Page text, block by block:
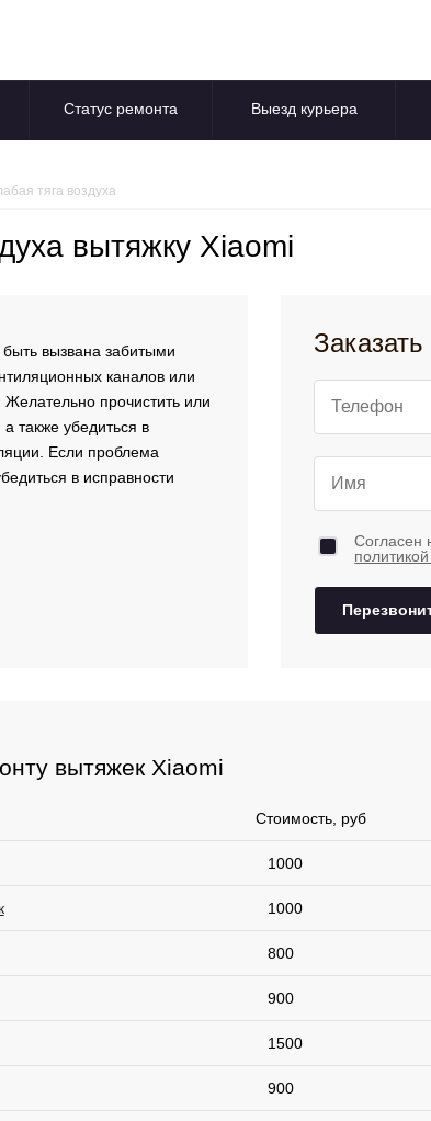
Статус ремонта Выезд курьера
тяга воздуха
вытяжку Xiaomi
вызвана забитыми
каналов или
Желательно прочистить или
также убедиться в
Если проблема
в исправности
Согласен
вытяжек Xiaomi
Стоимость, руб
1000
1000
800
900
1500
900